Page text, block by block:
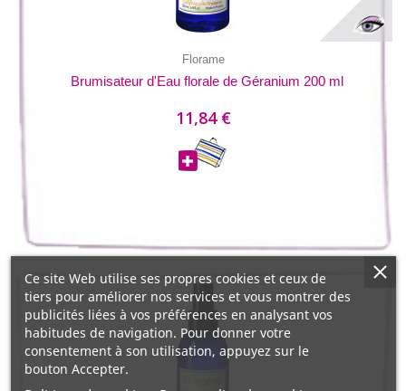
Florame
Brumisateur d'Eau florale de Géranium 200 ml
11,84 €
Ce site Web utilise ses propres cookies et ceux de
tiers pour améliorer nos services et vous montrer des
publicités liées à vos préférences en analysant vos
habitudes de navigation. Pour donner votre
consentement à son utilisation, appuyez sur le
bouton Accepter.